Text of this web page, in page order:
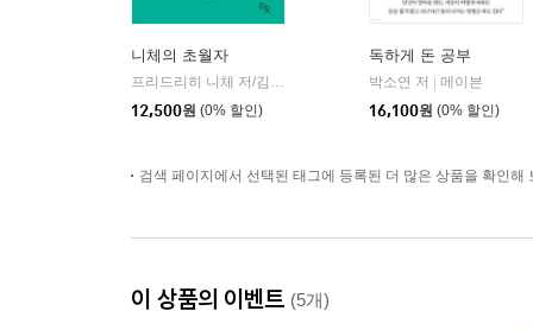
니체의 초월자
12,500원 (0% 할인)
독하게 돈 공부
박소연 저 | 메이븐
16,100원 (0% 할인)
검색 페이지에서 선택된 태그에 등록된 더 많은 상품을 확인해
이 상품의 이벤트 (5개)